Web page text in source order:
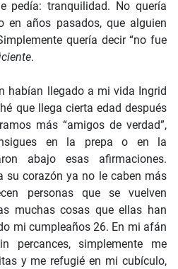
pedía: tranquilidad. No quería
en años pasados, que alguien
quería decir “no fue
.
habían llegado a mi vida Ingrid
que llega cierta edad después
más “amigos de verdad”,
en la prepa o en la
abajo esas afirmaciones.
su corazón ya no le caben más
personas que se vuelven
muchas cosas que ellas han
mi cumpleaños 26. En mi afán
percances, simplemente me
y me refugié en mi cubículo,